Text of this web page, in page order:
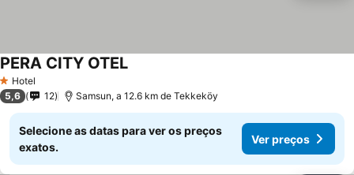
1 Estrelas
Hotel
PERA CITY OTEL
5,6 12 Samsun, a 12.6 km de Tekkeköy
Selecione as datas para ver os preços
exatos.
Ver preços